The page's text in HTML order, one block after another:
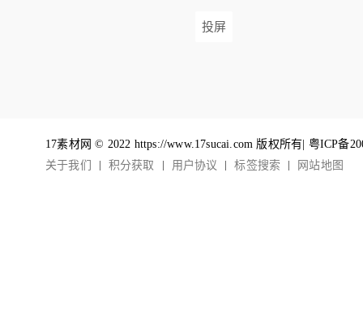
投屏
17素材网 © 2022 https://www.17sucai.com 版权所有| 粤ICP备
关于我们
积分获取 用户协议 标签搜索 网站地图